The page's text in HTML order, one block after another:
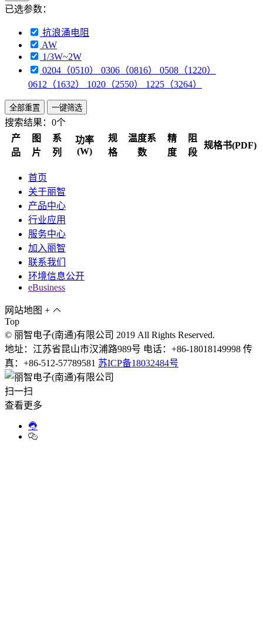
已选参数：
抗浪涌电阻
AW
1/3W~2W
0204（0510） 0306（0816） 0508（1220）
0612（1632） 1020（2550） 1225（3264）
全部重置 一键筛选
搜索结果： 0个
产
品
图
片
系
列
功率
(W)
规
格
温度系
数
精
度
阻
段
规格书(PDF)
首页
关于丽智
产品中心
行业应用
服务中心
加入丽智
联系我们
环境信息公开
eBusiness
网站地图 +
Top
© 丽智电子(南通)有限公司 2019 All Rights Reserved.
地址：江苏省昆山市汉浦路989号 电话：+86-18018149998 传
真：+86-512-57789581 苏ICP备18032484号
扫一扫
查看更多